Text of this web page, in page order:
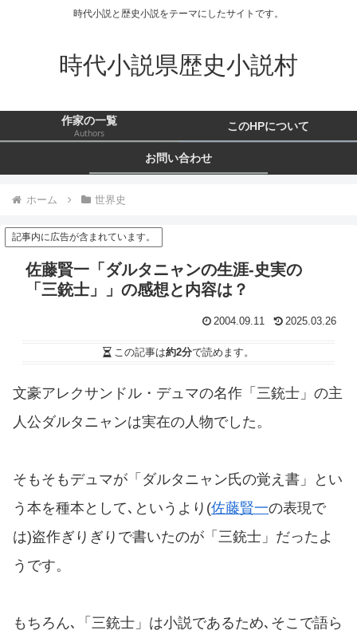
時代小説と歴史小説をテーマにしたサイトです。
時代小説県歴史小説村
作家の一覧
Authors
このHPについて
お問い合わせ
ホーム 世界史
記事内に広告が含まれています。
佐藤賢一「ダルタニャンの生涯-史実の
「三銃士」」の感想と内容は？
2004.09.11 2025.03.26
この記事は約2分で読めます。
文豪アレクサンドル・デュマの名作「三銃士」の主
人公ダルタニャンは実在の人物でした。
そもそもデュマが「ダルタニャン氏の覚え書」とい
う本を種本として､というより(佐藤賢一の表現で
は)盗作ぎりぎりで書いたのが「三銃士」だったよ
うです。
もちろん､「三銃士」は小説であるため､そこで語ら